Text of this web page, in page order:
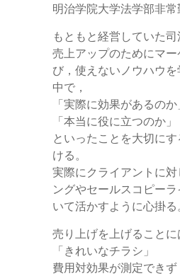
明治学院大学法学部非常
もともと経営していた
売上アップのためにマ
び，使えないノウハウ
中で，
「実際に効果があるのか
「本当に役に立つのか」
といったことを大切に
ける。
実際にクライアントに
ングやセールスコピー
いて活かすように心掛る。
売り上げを上げること
「きれいなチラシ」
費用対効果が測定でき